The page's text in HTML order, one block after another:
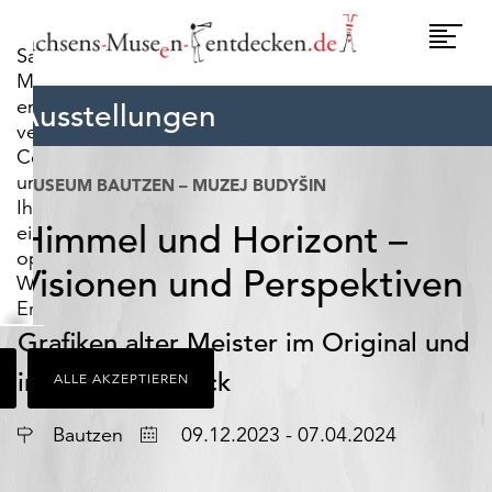
Sachsens-
Museen-
entdecken.de
verwendet
Cookies,
um
Ihnen
ein
optimales
Webseiten-
Erlebnis
zu
bieten.
Dazu
zählen
Cookies,
ALLE AKZEPTIEREN
Ausstellungen
MUSEUM BAUTZEN – MUZEJ BUDYŠIN
Himmel und Horizont –
Visionen und Perspektiven
Grafiken alter Meister im Original und
im 3D-Stereoblick
Ort Bautzen Datum09.12.2023 - 07.04.2024